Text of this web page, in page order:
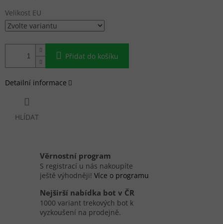
Velikost EU
Přidat do košíku
Detailní informace
HLÍDAT
Věrnostní program
S registrací u nás nakoupíte
ještě výhodněji! Více o programu
Nejširší nabídka bot v ČR
1000 variant trekových bot k
vyzkoušení na prodejně.